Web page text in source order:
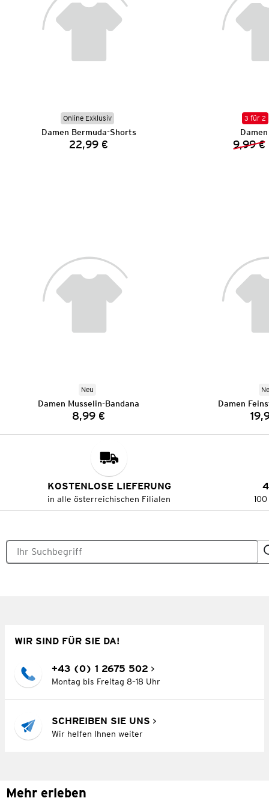
Online Exklusiv
Damen Bermuda-Shorts
Preis:
22,99 €
3 für 2
9,99 €
Neu
Damen Musselin-Bandana
Preis:
8,99 €
Damen
KOSTENLOSE LIEFERUNG
in alle österreichischen Filialen
WIR SIND FÜR SIE DA!
+43 (0) 1 2675 502
Montag bis Freitag 8–18 Uhr
SCHREIBEN SIE UNS
Wir helfen Ihnen weiter
Mehr erleben